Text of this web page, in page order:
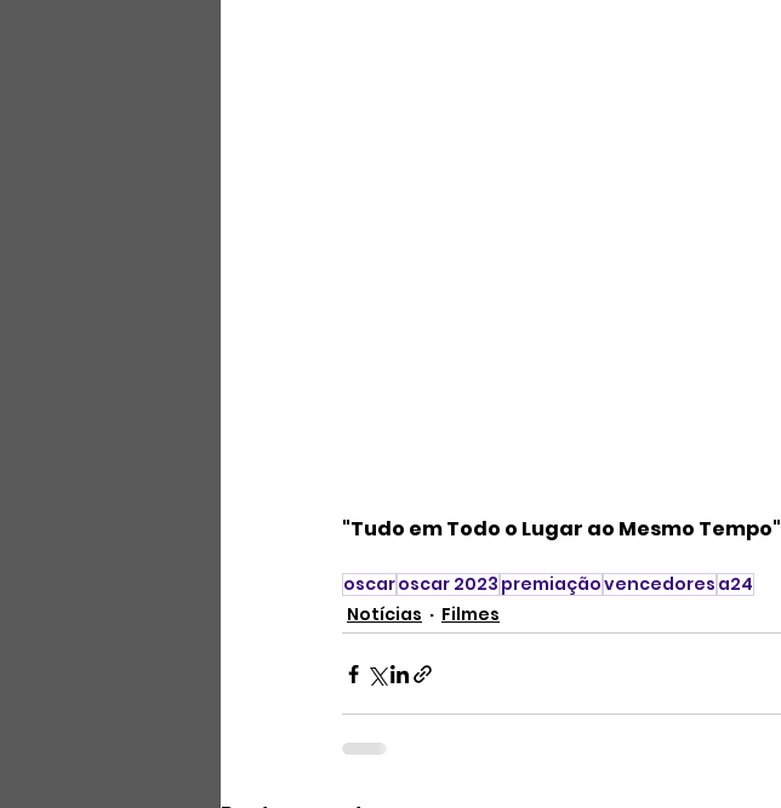
"Tudo em Todo o Lugar ao Mesmo Tempo"
oscaroscar 2023 premiaçãovencedores a24
Notícias
Filmes